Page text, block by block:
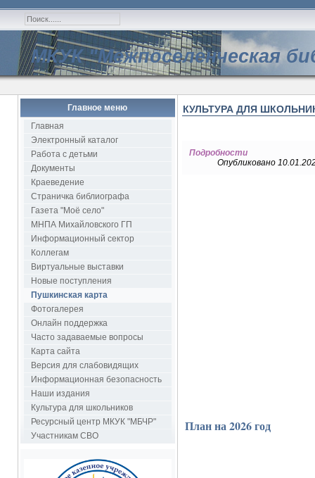
МКУК "Межпоселенческая
Главное меню
Главная
Электронный каталог
Работа с детьми
Документы
Краеведение
Страничка библиографа
Газета "Моё село"
МНПА Михайловского ГП
Информационный сектор
Коллегам
Виртуальные выставки
Новые поступления
Пушкинская карта
Фотогалерея
Онлайн поддержка
Часто задаваемые вопросы
Карта сайта
Версия для слабовидящих
Информационная безопасность
Наши издания
Культура для школьников
Ресурсный центр МКУК "МБЧР"
Участникам СВО
КУЛЬТУРА ДЛЯ
Подробности
Опубликовано
План на 2026 год